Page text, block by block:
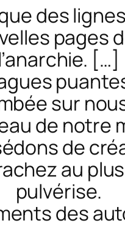
des
pages
[…]
sur
de
de
au
pulvérise.
des